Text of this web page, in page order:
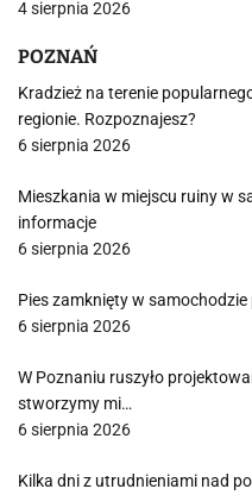
4 sierpnia 2026
POZNAŃ
Kradzież na terenie
regionie. Rozpoznajesz?
6 sierpnia 2026
Mieszkania w miejscu ruiny w
informacje
6 sierpnia 2026
Pies zamknięty w
6 sierpnia 2026
W Poznaniu ruszyło
stworzymy mi…
6 sierpnia 2026
Kilka dni z utrudnieniami nad